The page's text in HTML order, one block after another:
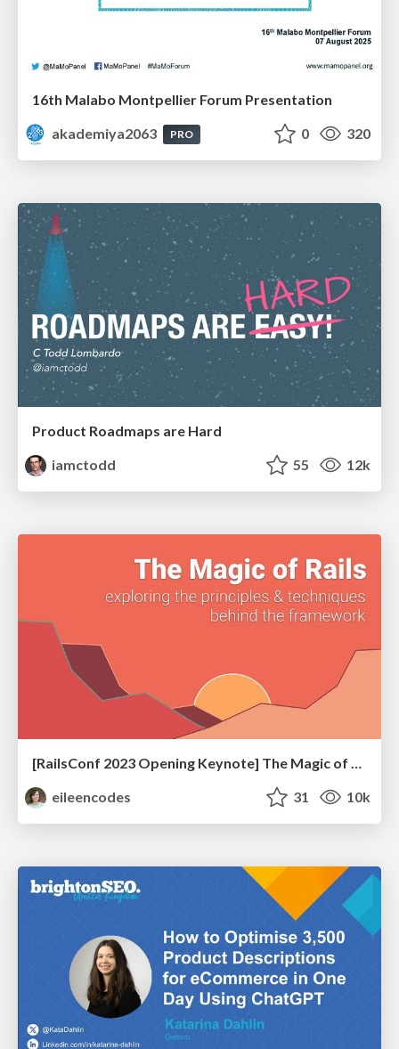
16th Malabo Montpellier Forum Presentation
akademiya2063
PRO 0 320
Product Roadmaps are Hard
iamctodd
55 12k
eileencodes
31 10k